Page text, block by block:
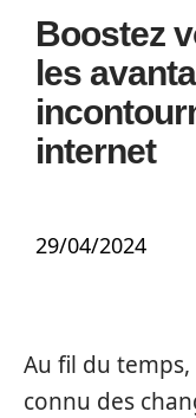
Boostez
les
internet
29/04/2024
Au fil du
connu des